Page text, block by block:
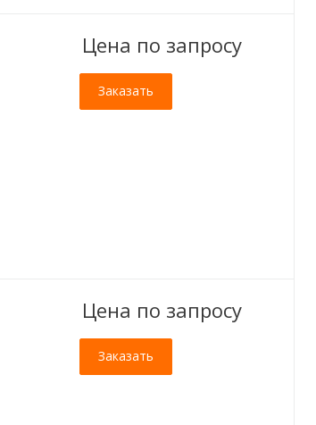
Цена по запросу
Заказать
Цена по запросу
Заказать